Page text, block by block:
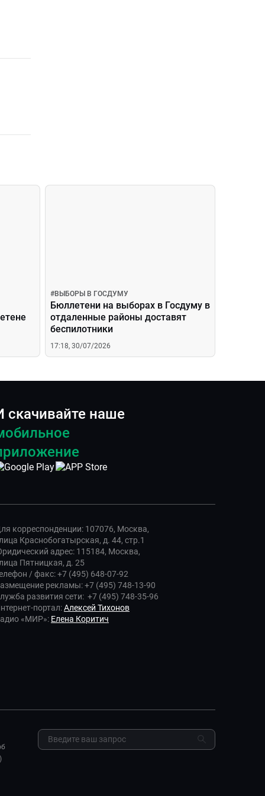
#ВЫБОРЫ В ГОСДУМУ
Бюллетени на выборах в Госдуму в
отдаленные районы доставят
беспилотники
17:18, 30/07/2026
скачивайте наше
корреспонденции: 107076, Москва,
Краснобогатырская, д. 44, стр.1
адрес: 115184, Москва,
Пятницкая, д. 25
/ факс: +7 (495) 648-07-92
рекламы: +7 (495) 748-13-90
развития сети: +7 (495) 748-35-96
портал:Алексей Тихонов
«МИР»: Елена Коритич